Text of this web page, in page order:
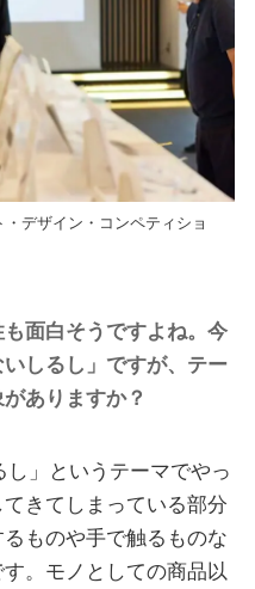
デザイン・コンペティショ
面白そうですよね。今
しるし」ですが、テー
ありますか？
」というテーマでやっ
きてしまっている部分
ものや手で触るものな
。モノとしての商品以